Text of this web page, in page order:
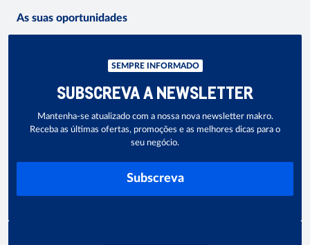
As suas oportunidades
SEMPRE INFORMADO
SUBSCREVA A NEWSLETTER
Mantenha-se atualizado com a nossa nova newsletter makro.
Receba as últimas ofertas, promoções e as melhores dicas para o
seu negócio.
Subscreva